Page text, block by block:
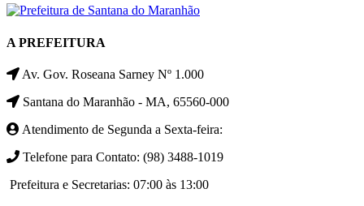
A PREFEITURA
Av. Gov. Roseana Sarney Nº 1.000
Santana do Maranhão - MA, 65560-000
Atendimento de Segunda a Sexta-feira:
Telefone para Contato: (98) 3488-1019
Prefeitura e Secretarias: 07:00 às 13:00